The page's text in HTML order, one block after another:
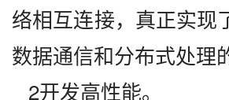
络相互连接，真正实现
数据通信和分布式处理
   2开发高性能。